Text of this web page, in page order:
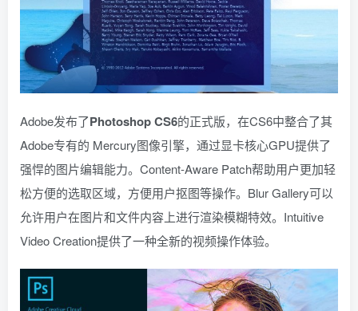
Adobe发布了Photoshop CS6的正式版，在CS6中整合了其
Adobe专有的 Mercury图像引擎，通过显卡核心GPU提供了
强悍的图片编辑能力。Content-Aware Patch帮助用户更加轻
松方便的选取区域，方便用户抠图等操作。Blur Gallery可以
允许用户在图片和文件内容上进行渲染模糊特效。Intuitive
Video Creation提供了一种全新的视频操作体验。